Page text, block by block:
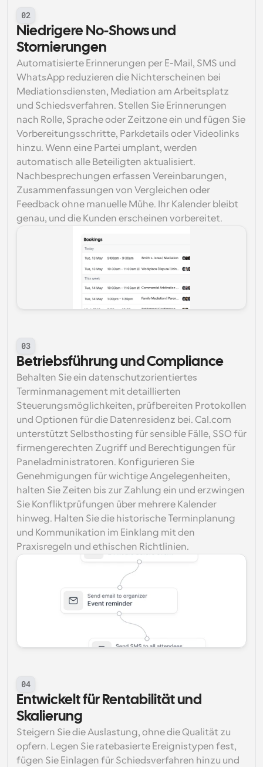
02
Niedrigere No-Shows und
Stornierungen
Automatisierte Erinnerungen per E-Mail, SMS und
WhatsApp reduzieren die Nichterscheinen bei
Mediationsdiensten, Mediation am Arbeitsplatz
und Schiedsverfahren. Stellen Sie Erinnerungen
nach Rolle, Sprache oder Zeitzone ein und fügen Sie
Vorbereitungsschritte, Parkdetails oder Videolinks
hinzu. Wenn eine Partei umplant, werden
automatisch alle Beteiligten aktualisiert.
Nachbesprechungen erfassen Vereinbarungen,
Zusammenfassungen von Vergleichen oder
Feedback ohne manuelle Mühe. Ihr Kalender bleibt
genau, und die Kunden erscheinen vorbereitet.
03
Betriebsführung und Compliance
Behalten Sie ein datenschutzorientiertes
Terminmanagement mit detaillierten
Steuerungsmöglichkeiten, prüfbereiten Protokollen
und Optionen für die Datenresidenz bei. Cal.com
unterstützt Selbsthosting für sensible Fälle, SSO für
firmengerechten Zugriff und Berechtigungen für
Paneladministratoren. Konfigurieren Sie
Genehmigungen für wichtige Angelegenheiten,
halten Sie Zeiten bis zur Zahlung ein und erzwingen
Sie Konfliktprüfungen über mehrere Kalender
hinweg. Halten Sie die historische Terminplanung
und Kommunikation im Einklang mit den
Praxisregeln und ethischen Richtlinien.
04
Entwickelt für Rentabilität und
Skalierung
Steigern Sie die Auslastung, ohne die Qualität zu
opfern. Legen Sie ratebasierte Ereignistypen fest,
fügen Sie Einlagen für Schiedsverfahren hinzu und